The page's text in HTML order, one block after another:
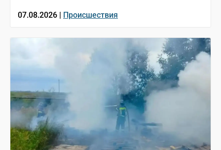
07.08.2026 | Происшествия